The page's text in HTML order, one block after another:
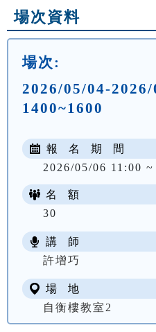
場次資料
場次:
2026/05/04-2026/
1400~1600
報 名 期 間
2026/05/06 11:00
名 額
30
講 師
許增巧
場 地
自衡樓教室2